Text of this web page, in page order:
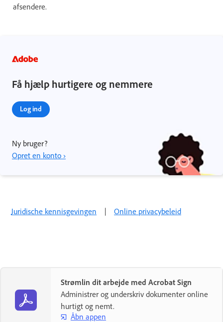
afsendere.
Få hjælp hurtigere og nemmere
Log ind
Ny bruger?
Opret en konto ›
Juridische kennisgevingen | Online privacybeleid
Strømlin dit arbejde med Acrobat Sign
Administrer og underskriv dokumenter online
hurtigt og nemt.
Åbn appen